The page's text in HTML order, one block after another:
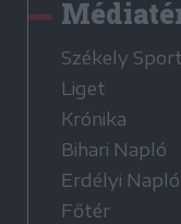
Székely Sport
Liget
Krónika
Bihari Napló
Erdélyi Napló
Főtér